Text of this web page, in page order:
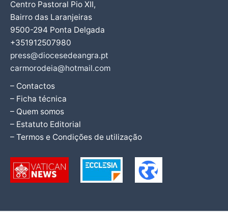
Centro Pastoral Pio XII,
Bairro das Laranjeiras
9500-294 Ponta Delgada
+351912507980
press@diocesedeangra.pt
carmorodeia@hotmail.com
– Contactos
– Ficha técnica
– Quem somos
– Estatuto Editorial
– Termos e Condições de utilização